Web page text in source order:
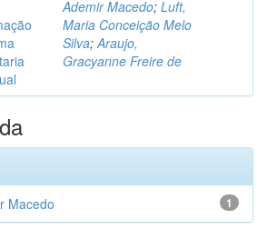
Ademir Macedo; Luft,
Maria Conceição Melo
Silva;Araujo,
Gracyanne Freire de
1
Macedo